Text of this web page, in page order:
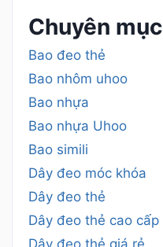
Chuyên mục
Bao đeo thẻ
Bao nhôm uhoo
Bao nhựa
Bao nhựa Uhoo
Bao simili
Dây đeo móc khóa
Dây đeo thẻ
Dây đeo thẻ cao cấp
Dây đeo thẻ giá rẻ